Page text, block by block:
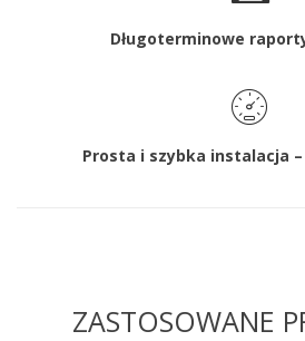
Długoterminowe
Prosta i szybka instalacja
ZASTOSOWANE